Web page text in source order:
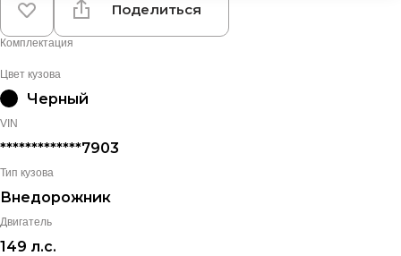
Поделиться
Комплектация
Цвет кузова
Черный
VIN
*************7903
Тип кузова
Внедорожник
Двигатель
149 л.с.